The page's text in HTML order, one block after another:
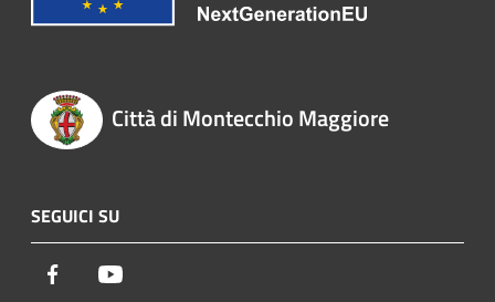
Città di Montecchio Maggiore
SEGUICI SU
Facebook